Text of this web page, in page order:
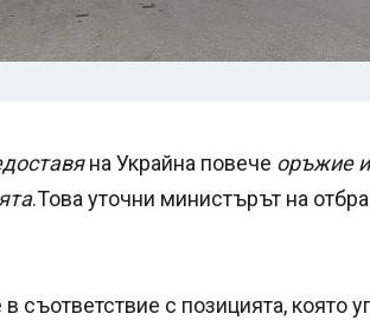
на Украйна повече оръжие
.Това уточни министърът на
съответствие с позицията, която